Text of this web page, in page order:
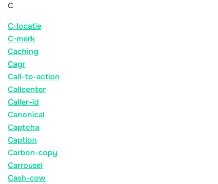
C
C-locatie
C-merk
Caching
Cagr
Call-to-action
Callcenter
Caller-id
Canonical
Captcha
Caption
Carbon-copy
Carrousel
Cash-cow